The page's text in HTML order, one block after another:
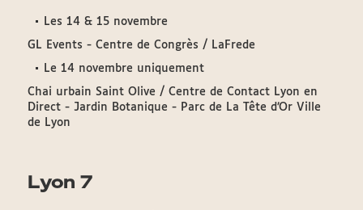
Les 14 & 15 novembre
GL Events - Centre de Congrès / LaFrede
Le 14 novembre uniquement
Chai urbain Saint Olive / Centre de Contact Lyon en
Direct - Jardin Botanique - Parc de La Tête d’Or Ville
de Lyon
Lyon 7